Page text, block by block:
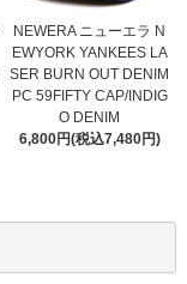
NEWERA ニューエラ N
EWYORK YANKEES LA
SER BURN OUT DENIM
PC 59FIFTY CAP/INDIG
O DENIM
6,800円(税込7,480円)